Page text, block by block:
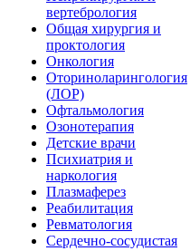
вертебрология
Общая хирургия и
проктология
Онкология
Оториноларингология
(ЛОР)
Офтальмология
Озонотерапия
Детские врачи
Психиатрия и
наркология
Плазмаферез
Реабилитация
Ревматология
Сердечно-сосудистая